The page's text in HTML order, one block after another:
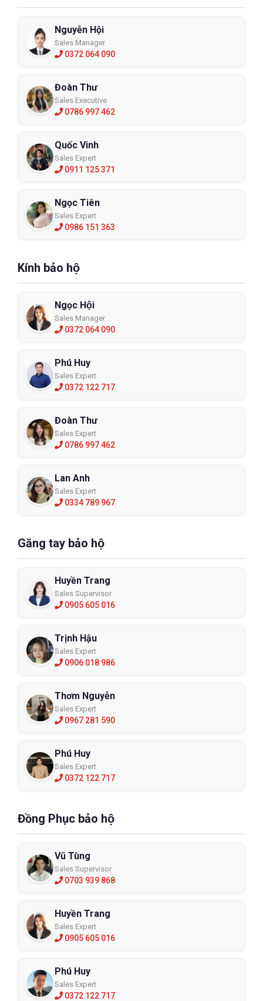
Nguyễn Hội
Sales Manager
0372 064 090
Đoàn Thư
Sales Executive
0786 997 462
Quốc Vinh
Sales Expert
0911 125 371
Ngọc Tiên
Sales Expert
0986 151 363
Kính bảo hộ
Ngọc Hội
Sales Manager
0372 064 090
Phú Huy
Sales Expert
0372 122 717
Đoàn Thư
Sales Expert
0786 997 462
Lan Anh
Sales Expert
0334 789 967
Găng tay bảo hộ
Huyền Trang
Sales Supervisor
0905 605 016
Trịnh Hậu
Sales Expert
0906 018 986
Thơm Nguyễn
Sales Expert
0967 281 590
Phú Huy
Sales Expert
0372 122 717
Đồng Phục bảo hộ
Vũ Tùng
Sales Supervisor
0703 939 868
Huyền Trang
Sales Expert
0905 605 016
Phú Huy
Sales Expert
0372 122 717